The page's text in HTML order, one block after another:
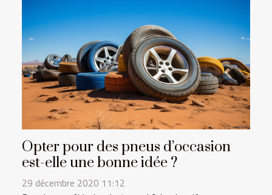
Opter pour des pneus d’occasion
est-elle une bonne idée ?
29 décembre 2020 11:12